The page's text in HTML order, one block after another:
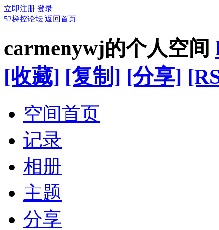
立即注册 登录
52梯控论坛 返回首页
carmenywj的个人空间
[收藏] [复制] [分享]
空间首页
记录
相册
主题
分享